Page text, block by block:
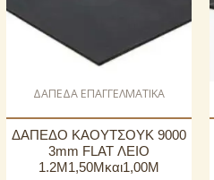
ΔΑΠΕΔΑ ΕΠΑΓΓΕΛΜΑΤΙΚΑ
ΔΑΠΕΔΟ ΚΑΟΥΤΣΟΥΚ 9000
3mm FLAT ΛΕΙΟ
1.2Μ1,50Μκαι1,00Μ